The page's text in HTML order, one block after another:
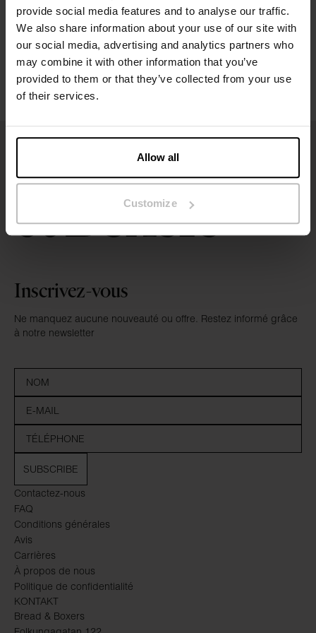
provide social media features and to analyse our traffic.
We also share information about your use of our site with
our social media, advertising and analytics partners who
may combine it with other information that you’ve
provided to them or that they’ve collected from your use
of their services.
Allow all
Customize
Avis
Contactez-nous
FAQ
Conditions générales
Avis
Carrières
À propos de nous
Politique de confidentialité
KONTAKT
Bread & Boxers
Inscrivez-vous
Ne manquez aucune nouveauté ou offre. Restez informé grâce
à notre newsletter
SUBSCRIBE